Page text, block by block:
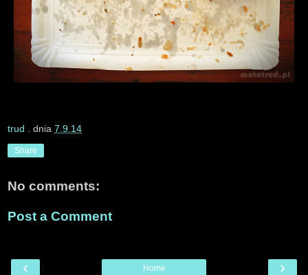
trud . dnia 7.9.14
Share
No comments:
Post a Comment
‹ ›
Home